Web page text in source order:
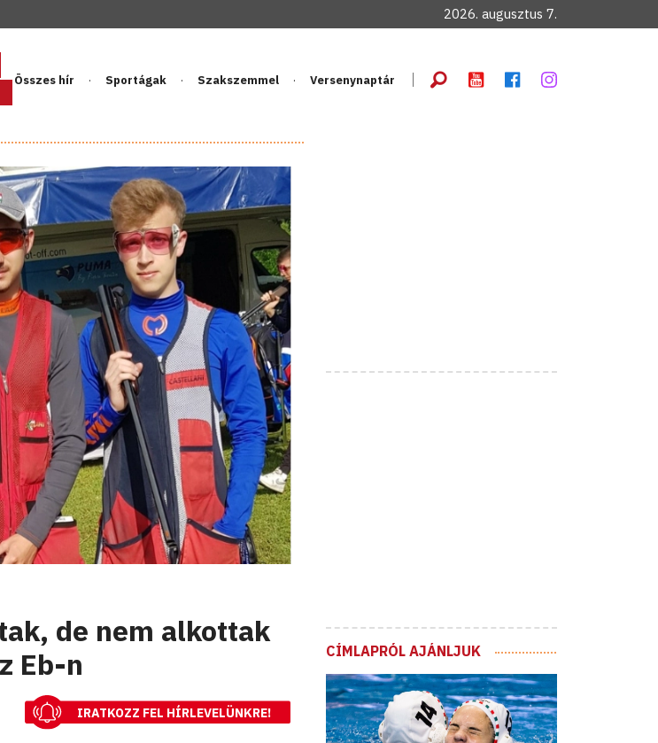
2026. augusztus 7.
Összes hír Sportágak Szakszemmel Versenynaptár
de nem alkottak
Eb-n
IRATKOZZ FEL HÍRLEVELÜNKRE!
CÍMLAPRÓL AJÁNLJUK